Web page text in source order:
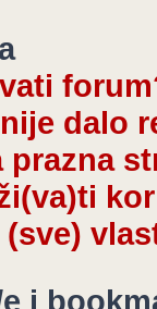
dalo
i